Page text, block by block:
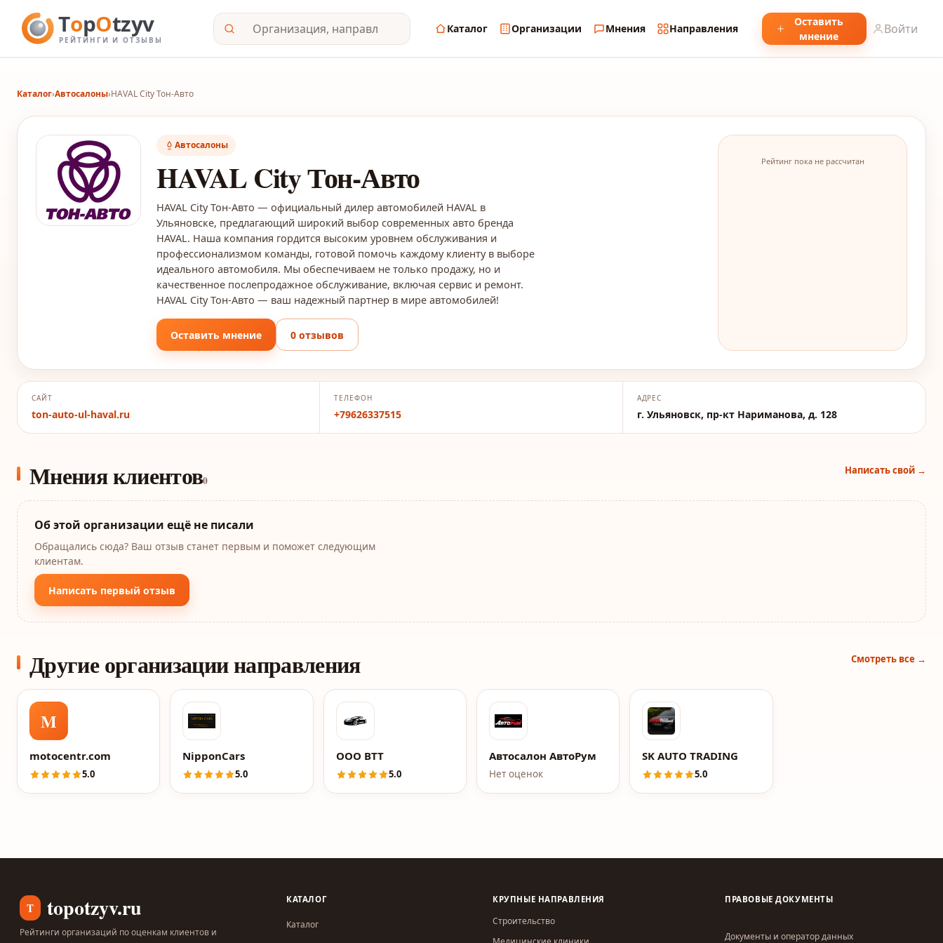
Каталог Организации Мнения Направления
Оставить
мнение
Войти
Каталог›Автосалоны›HAVAL City Тон-Авто
Автосалоны
HAVAL City Тон-Авто
HAVAL City Тон-Авто — официальный дилер автомобилей HAVAL в
Ульяновске, предлагающий широкий выбор современных авто бренда
HAVAL. Наша компания гордится высоким уровнем обслуживания и
профессионализмом команды, готовой помочь каждому клиенту в выборе
идеального автомобиля. Мы обеспечиваем не только продажу, но и
качественное послепродажное обслуживание, включая сервис и ремонт.
HAVAL City Тон-Авто — ваш надежный партнер в мире автомобилей!
Оставить мнение 0 отзывов
Рейтинг пока не рассчитан
САЙТ
ton-auto-ul-haval.ru
ТЕЛЕФОН
+79626337515
АДРЕС
г. Ульяновск, пр-кт Нариманова, д. 128
Мнения клиентов0
Написать свой →
Об этой организации ещё не писали
Обращались сюда? Ваш отзыв станет первым и поможет следующим
клиентам.
Написать первый отзыв
Другие организации направления Смотреть все →
M
motocentr.com
5.0
NipponCars
5.0
ООО ВТТ
5.0
Автосалон АвтоРум
Нет оценок
SK AUTO TRADING
5.0
T topotzyv.ru
Рейтинги организаций по оценкам клиентов и
КАТАЛОГ
Каталог
КРУПНЫЕ НАПРАВЛЕНИЯ
Строительство
ПРАВОВЫЕ ДОКУМЕНТЫ
Документы и оператор данных